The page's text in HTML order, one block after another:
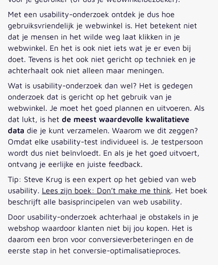
Met een usability-onderzoek ontdek je dus hoe
gebruiksvriendelijk je webwinkel is. Het betekent niet
dat je mensen in het wilde weg laat klikken in je
webwinkel. En het is ook niet iets wat je er even bij
doet. Tevens is het ook niet gericht op techniek en je
achterhaalt ook niet alleen maar meningen.
Wat is usability-onderzoek dan wel? Het is gedegen
onderzoek dat is gericht op het gebruik van je
webwinkel. Je moet het goed plannen en uitvoeren. Als
dat lukt, is het de meest waardevolle kwalitatieve
data die je kunt verzamelen. Waarom we dit zeggen?
Omdat elke usability-test individueel is. Je testpersoon
wordt dus niet beïnvloedt. En als je het goed uitvoert,
ontvang je eerlijke en juiste feedback.
Tip: Steve Krug is een expert op het gebied van web
usability. Lees zijn boek: Don’t make me think . Het boek
beschrijft alle basisprincipelen van web usability.
Door usability-onderzoek achterhaal je obstakels in je
webshop waardoor klanten niet bij jou kopen. Het is
daarom een bron voor conversieverbeteringen en de
eerste stap in het conversie-optimalisatieproces.